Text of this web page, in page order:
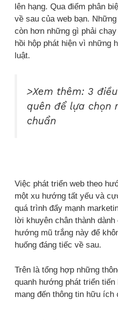
lên hạng. Qua điểm phân
về sau của web bạn.
còn hơn những gì phải
hồi hộp phát hiện vì những
luật.
>Xem thêm: 3
quên để lựa chọn
chuẩn
Việc phát triển web theo
một xu hướng tất yếu và
quá trình đẩy mạnh
lời khuyên chân thành
hướng mũ trắng này để
huống đáng tiếc về sau.
Trên là tổng hợp những
quanh hướng phát triển
mang đến thông tin hữu ích